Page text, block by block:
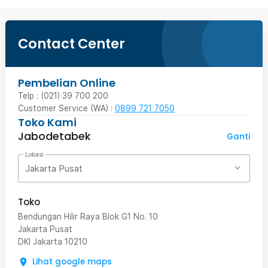
Contact Center
Pembelian Online
Telp : (021) 39 700 200
Customer Service (WA) : 0899 721 7050
Toko Kami
Jabodetabek
Ganti
Lokasi
Jakarta Pusat
Toko
Bendungan Hilir Raya Blok G1 No. 10
Jakarta Pusat
DKI Jakarta 10210
Lihat google maps